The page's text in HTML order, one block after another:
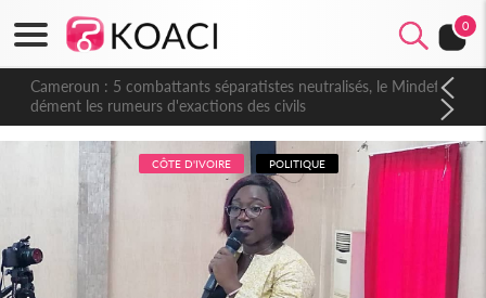
0
Cameroun : 5 combattants séparatistes neutralisés, le Mindef
dément les rumeurs d'exactions des civils
CÔTE D'IVOIRE POLITIQUE